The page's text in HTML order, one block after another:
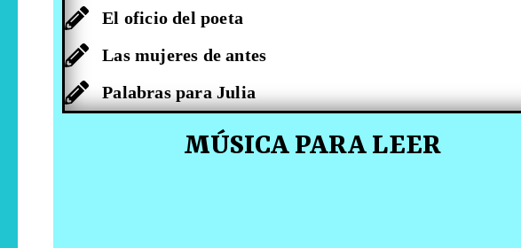
El oficio del poeta
Las mujeres de antes
Palabras para Julia
MÚSICA PARA LEER